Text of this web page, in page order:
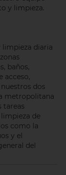
y limpieza.
diaria
baños,
acceso,
dos
metropolitana
tareas
de
como la
y el
del